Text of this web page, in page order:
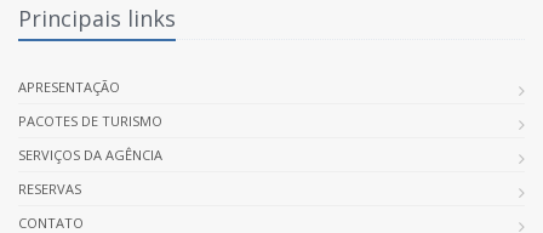
Principais links
APRESENTAÇÃO
PACOTES DE TURISMO
SERVIÇOS DA AGÊNCIA
RESERVAS
CONTATO